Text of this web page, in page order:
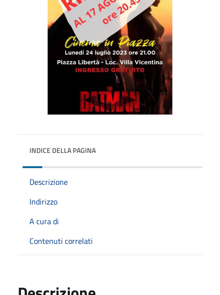
INDICE DELLA PAGINA
Descrizione
Indirizzo
A cura di
Contenuti correlati